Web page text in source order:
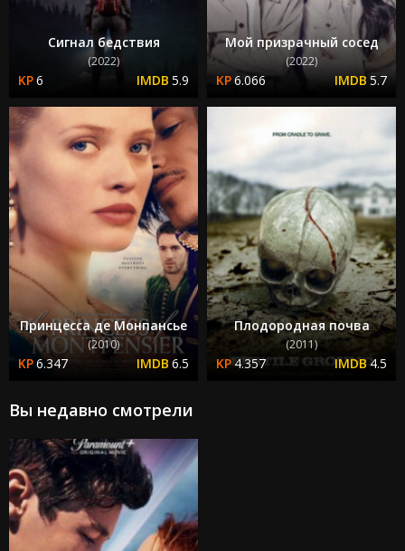
Сигнал бедствия
(2022)
6 5.9
Мой призрачный сосед
(2022)
6.066 5.7
Принцесса де Монпансье
(2010)
6.347 6.5
Плодородная почва
(2011)
4.357 4.5
Вы недавно смотрели